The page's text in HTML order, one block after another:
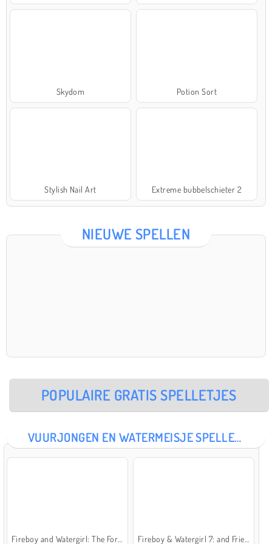
Skydom Potion Sort
Stylish Nail Art Extreme bubbelschieter 2
NIEUWE SPELLEN
POPULAIRE GRATIS SPELLETJES
VUURJONGEN EN WATERMEISJE SPELLETJES